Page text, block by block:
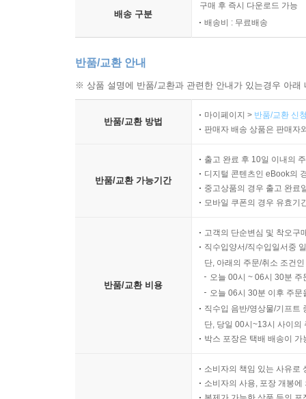
배송 구분
구매 후 즉시 다운로드 가능
배송비 : 무료배송
반품/교환 안내
※ 상품 설명에 반품/교환과 관련한 안내가 있는경우 아
반품/교환 방법
마이페이지 > 반품/교환 신
판매자 배송 상품은 판매자
반품/교환 가능기간
출고 완료 후 10일 이내의
디지털 콘텐츠인 eBook의
중고상품의 경우 출고 완료
모바일 쿠폰의 경우 유효기
반품/교환 비용
고객의 단순변심 및 착오구
직수입양서/직수입일서중
단, 아래의 주문/취소 조건
오늘 00시 ~ 06시 30분
오늘 06시 30분 이후 주
직수입 음반/영상물/기프트
단, 당일 00시~13시 사이의
박스 포장은 택배 배송이
소비자의 책임 있는 사유로
소비자의 사용, 포장 개봉